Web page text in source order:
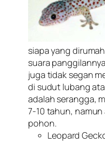
siapa yang
suara
juga tidak segan
di sudut lubang
adalah serangga,
7-10 tahun,
pohon.
Leopard